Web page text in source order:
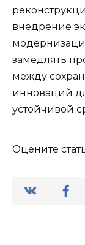
внедрение
замедлять
между
инноваций
устойчивой
Оцените